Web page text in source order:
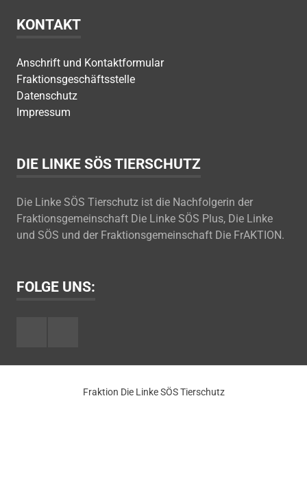
KONTAKT
Anschrift und Kontaktformular
Fraktionsgeschäftsstelle
Datenschutz
Impressum
DIE LINKE SÖS TIERSCHUTZ
Die Linke SÖS Tierschutz ist die Nachfolgerin der
Fraktionsgemeinschaft Die Linke SÖS Plus, Die Linke
und SÖS und der Fraktionsgemeinschaft Die FrAKTION.
FOLGE UNS:
Fraktion Die Linke SÖS Tierschutz